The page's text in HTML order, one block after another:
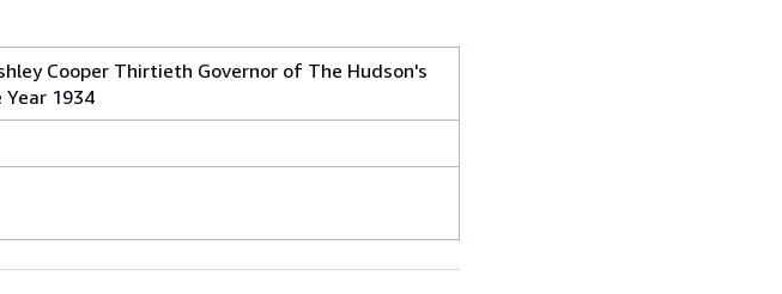
Cooper Thirtieth Governor of The Hudson's
1934